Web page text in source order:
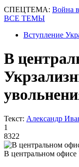
СПЕЦТЕМА: Война
ВСЕ ТЕМЫ
Вступление
В
Текст: Александр
1
8322
В центральном офисе